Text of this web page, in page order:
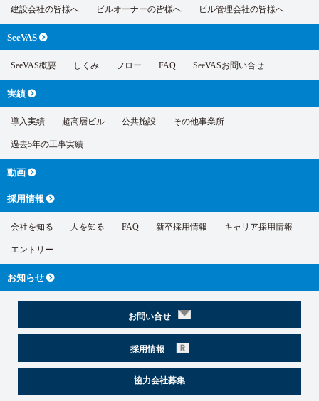
建設会社の皆様へ ビルオーナーの皆様へ ビル管理会社の皆様へ
SeeVAS
SeeVAS概要 しくみ フロー FAQ SeeVASお問い合せ
実績
導入実績 超高層ビル 公共施設 その他事業所
過去5年の工事実績
動画
採用情報
会社を知る 人を知る FAQ 新卒採用情報 キャリア採用情報
エントリー
お知らせ
お問い合せ
採用情報
協力会社募集